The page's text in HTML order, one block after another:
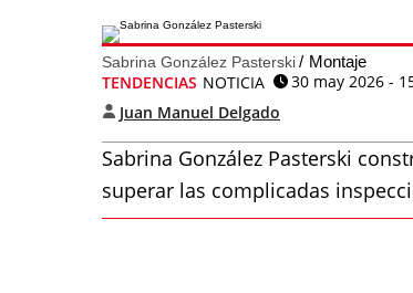
Sabrina González Pasterski Montaje
TENDENCIAS NOTICIA
30 may 2026 -
Juan Manuel Delgado
Sabrina González Pasterski
superar las complicadas